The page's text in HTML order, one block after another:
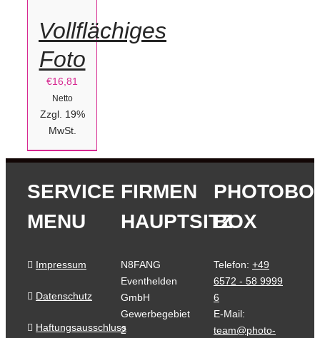
DETAILS
Vollflächiges
Foto
€16,81
Netto
Zzgl. 19%
MwSt.
SERVICE
MENU
Impressum
Datenschutz
Haftungsausschluss
FIRMEN
HAUPTSITZ
N8FANG
Eventhelden
GmbH
Gewerbegebiet
2
BOX
Telefon: +49
6572 - 58 9999
6
E-Mail:
team@photo-